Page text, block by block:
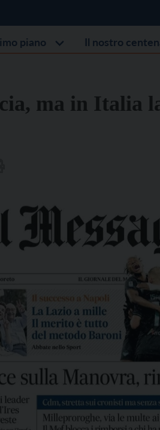
piano Il nostro
ma in Italia